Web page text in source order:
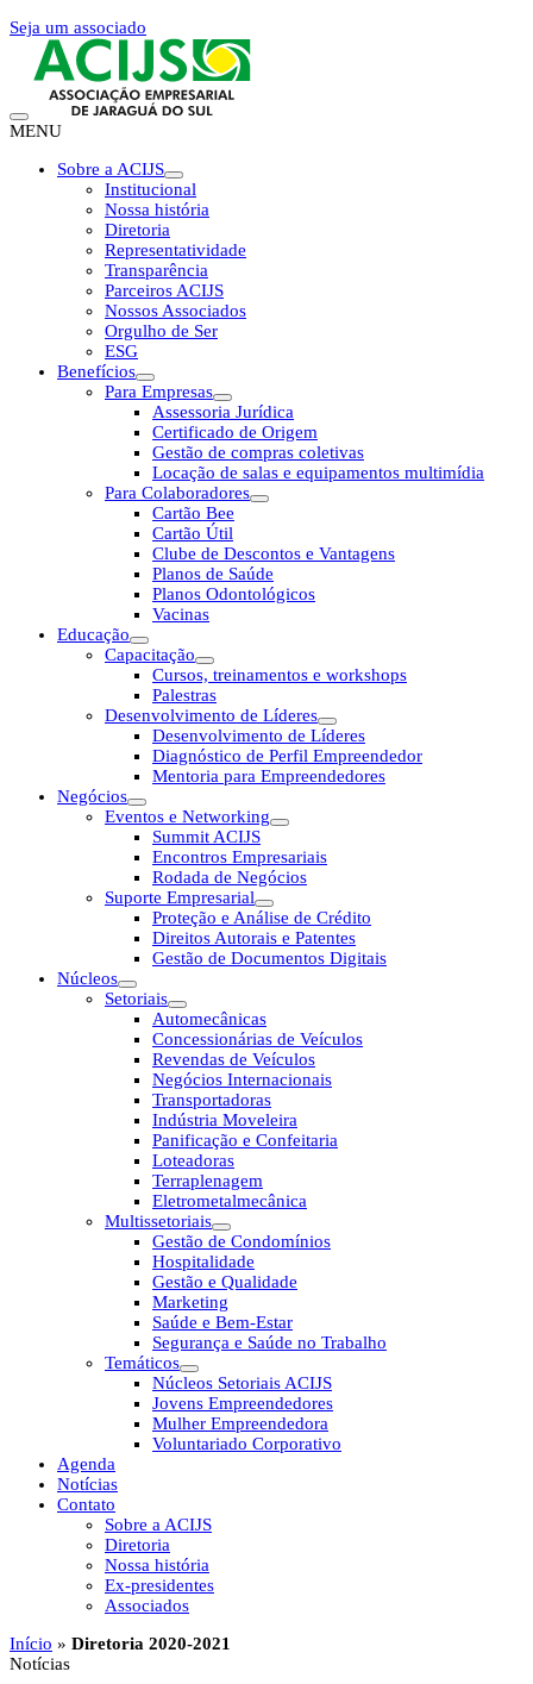
Seja um associado
MENU
Sobre a ACIJS
Institucional
Nossa história
Diretoria
Representatividade
Transparência
Parceiros ACIJS
Nossos Associados
Orgulho de Ser
ESG
Benefícios
Para Empresas
Assessoria Jurídica
Certificado de Origem
Gestão de compras coletivas
Locação de salas e equipamentos multimídia
Para Colaboradores
Cartão Bee
Cartão Útil
Clube de Descontos e Vantagens
Planos de Saúde
Planos Odontológicos
Vacinas
Educação
Capacitação
Cursos, treinamentos e workshops
Palestras
Desenvolvimento de Líderes
Desenvolvimento de Líderes
Diagnóstico de Perfil Empreendedor
Mentoria para Empreendedores
Negócios
Eventos e Networking
Summit ACIJS
Encontros Empresariais
Rodada de Negócios
Suporte Empresarial
Proteção e Análise de Crédito
Direitos Autorais e Patentes
Gestão de Documentos Digitais
Núcleos
Setoriais
Automecânicas
Concessionárias de Veículos
Revendas de Veículos
Negócios Internacionais
Transportadoras
Indústria Moveleira
Panificação e Confeitaria
Loteadoras
Terraplenagem
Eletrometalmecânica
Multissetoriais
Gestão de Condomínios
Hospitalidade
Gestão e Qualidade
Marketing
Saúde e Bem-Estar
Segurança e Saúde no Trabalho
Temáticos
Núcleos Setoriais ACIJS
Jovens Empreendedores
Mulher Empreendedora
Voluntariado Corporativo
Agenda
Notícias
Contato
Sobre a ACIJS
Diretoria
Nossa história
Ex-presidentes
Associados
Início » Diretoria 2020-2021
Notícias